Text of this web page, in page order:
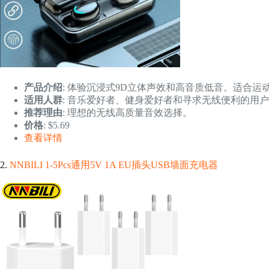
产品介绍: 体验沉浸式9D立体声效和高音质低音。适合运
适用人群: 音乐爱好者、健身爱好者和寻求无线便利的用户
推荐理由: 理想的无线高质量音效选择。
价格: $5.69
查看详情
2. NNBILI 1-5Pcs通用5V 1A EU插头USB墙面充电器